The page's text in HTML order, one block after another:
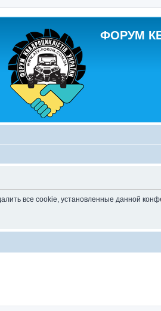
ФОРУМ
все cookie, установленные данной